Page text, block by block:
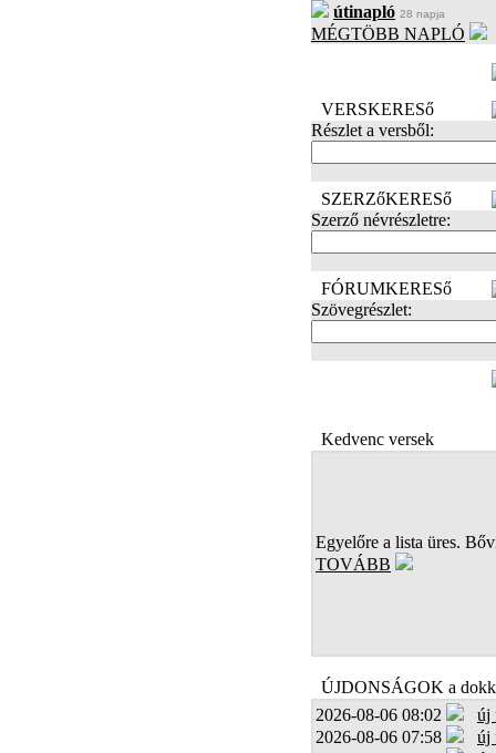
útinapló 28 napja
MÉGTÖBB NAPLÓ
VERSKERESő
Részlet a versből:
SZERZőKERESő
Szerző névrészletre:
FÓRUMKERESő
Szövegrészlet:
Kedvenc versek
Egyelőre a lista üres.
TOVÁBB
ÚJDONSÁGOK a
2026-08-06 08:02
új
2026-08-06 07:58
új